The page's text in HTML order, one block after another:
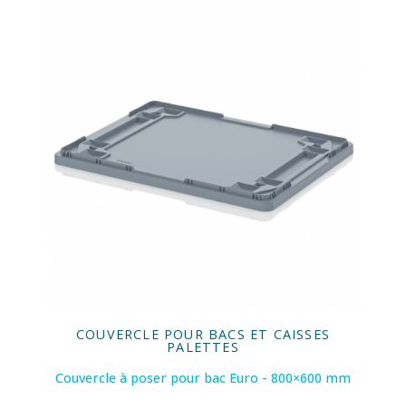
COUVERCLE POUR BACS ET CAISSES
PALETTES
Couvercle à poser pour bac Euro - 800×600 mm